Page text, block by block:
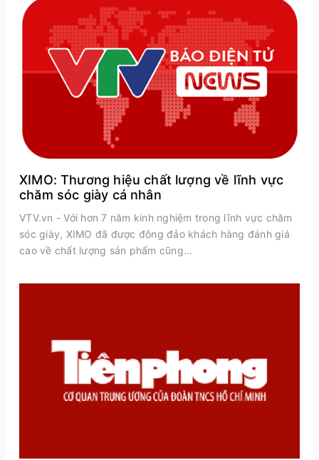
XIMO: Thương hiệu chất lượng về lĩnh vực
chăm sóc giày cá nhân
VTV.vn - Với hơn 7 năm kinh nghiệm trong lĩnh vực chăm
sóc giày, XIMO đã được đông đảo khách hàng đánh giá
cao về chất lượng sản phẩm cũng...